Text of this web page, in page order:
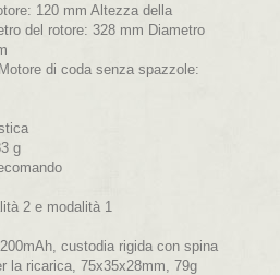
120 mm Altezza della
del rotore: 328 mm Diametro
di coda senza spazzole:
g
2 e modalità 1
custodia rigida con spina
la ricarica, 75x35x28mm, 79g